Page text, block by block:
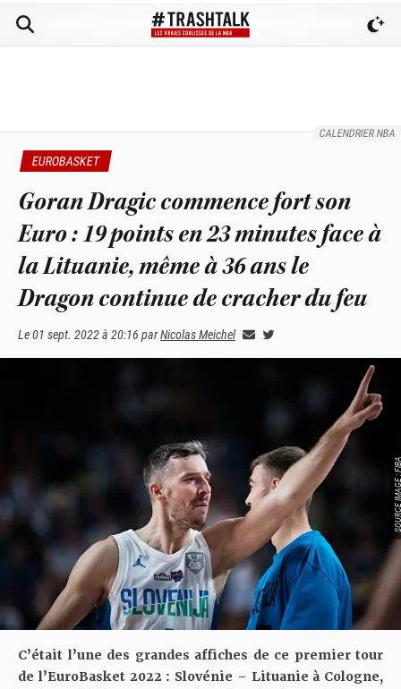
CALENDRIER NBA
EUROBASKET
Goran Dragic commence fort son
Euro : 19 points en 23 minutes face à
la Lituanie, même à 36 ans le
Dragon continue de cracher du feu
Le01 sept. 2022 à 20:16 parNicolas Meichel
SOURCE
C’était l’une des grandes affiches de ce premier tour
de l’EuroBasket 2022 : Slovénie – Lituanie à Cologne,